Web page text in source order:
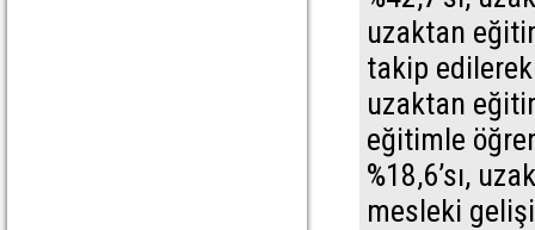
uzaktan
takip
uzaktan
eğitimle
%18,6’sı,
mesleki